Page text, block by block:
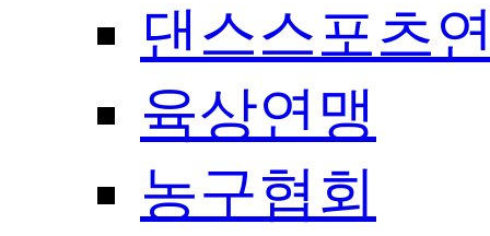
댄스스포츠
육상연맹
농구협회